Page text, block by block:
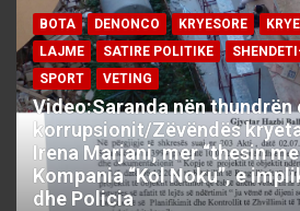
BOTA DENONCO KRYESORE
LAJME
SATIRE POLITIKE
SPORT
VETING
Video:Saranda nën thundrën
korrupsionit/Zëvëndës
Irena Marjani, mer “thesin
Kompania “Kol Noku”, e
dhe Policia